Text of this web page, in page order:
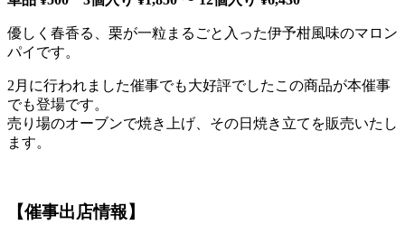
優しく春香る、栗が一粒まるごと入った伊予柑風味のマロン
パイです。
2月に行われました催事でも大好評でしたこの商品が本催事
でも登場です。
売り場のオーブンで焼き上げ、その日焼き立てを販売いたし
ます。
【催事出店情報】